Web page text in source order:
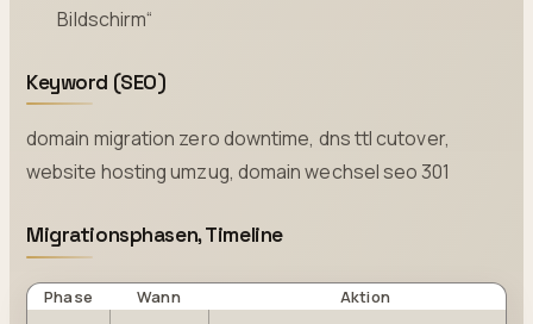
Bildschirm“
Keyword (SEO)
domain migration zero downtime, dns ttl cutover,
website hosting umzug, domain wechsel seo 301
Migrationsphasen, Timeline
Phase Wann
Aktion